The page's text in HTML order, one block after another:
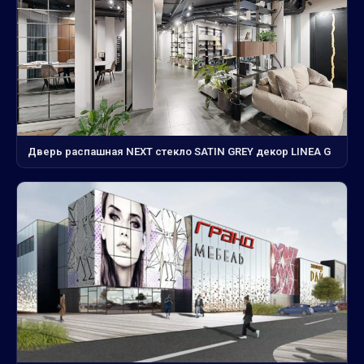
Дверь распашная NEXT стекло SATIN GREY декор LINEA G